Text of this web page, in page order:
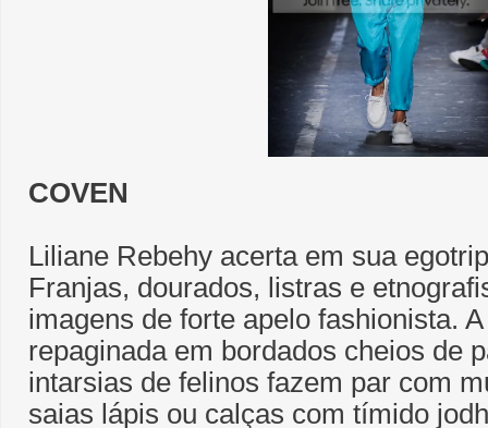
COVEN
Liliane Rebehy acerta em sua
Franjas, dourados, listras e
imagens de forte apelo fashionista.
repaginada em bordados cheios de
intarsias de felinos fazem par com
saias lápis ou calças com tímido